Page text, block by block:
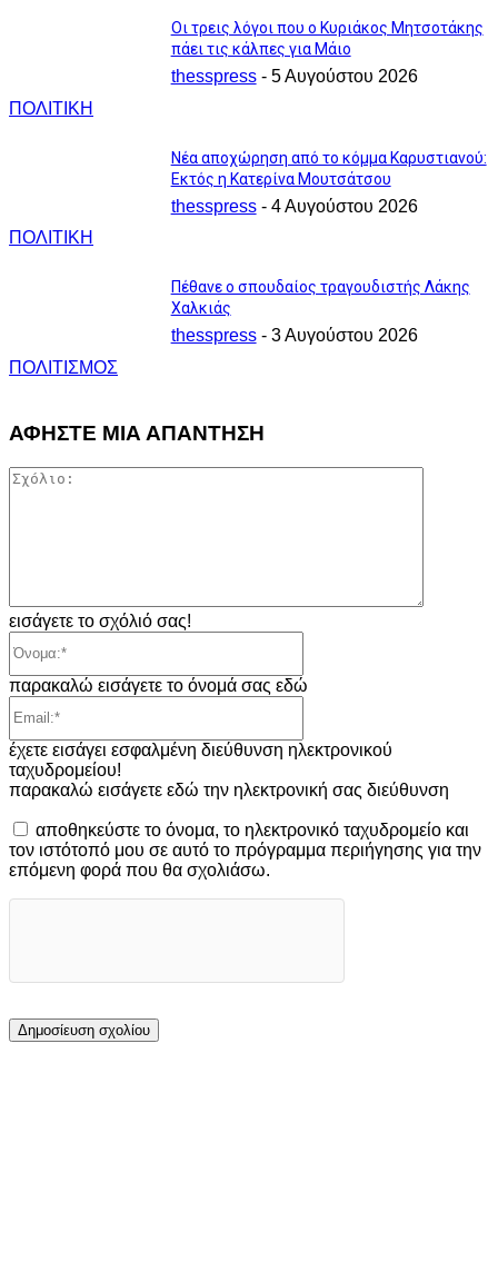
ΠΟΛΙΤΙΚΗ
Οι τρεις λόγοι που ο Κυριάκος Μητσοτάκης
πάει τις κάλπες για Μάιο
thesspress - 5 Αυγούστου 2026
ΠΟΛΙΤΙΚΗ
Νέα αποχώρηση από το κόμμα Καρυστιανού:
Εκτός η Κατερίνα Μουτσάτσου
thesspress - 4 Αυγούστου 2026
ΠΟΛΙΤΙΣΜΟΣ
Πέθανε ο σπουδαίος τραγουδιστής Λάκης
Χαλκιάς
thesspress - 3 Αυγούστου 2026
ΑΦΗΣΤΕ ΜΙΑ ΑΠΑΝΤΗΣΗ
εισάγετε το σχόλιό σας!
παρακαλώ εισάγετε το όνομά σας εδώ
έχετε εισάγει εσφαλμένη διεύθυνση ηλεκτρονικού
ταχυδρομείου!
παρακαλώ εισάγετε εδώ την ηλεκτρονική σας διεύθυνση
αποθηκεύστε το όνομα, το ηλεκτρονικό ταχυδρομείο και
τον ιστότοπό μου σε αυτό το πρόγραμμα περιήγησης για την
επόμενη φορά που θα σχολιάσω.